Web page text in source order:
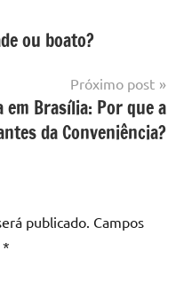
ou boato?
Próximo post
Brasília: Por que a
da Conveniência?
publicado. Campos
*